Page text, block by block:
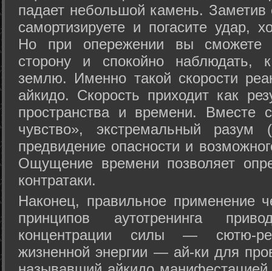
падает небольшой камень.
самортизируете и погасите удар,
Но при опережении вы сможете
сторону и спокойно наблюдать,
землю. Именно такой скорости
айкидо. Скорость приходит как
пространства и времени. Вместе
чувство», экстремальный разум
предвидение опасности и
Ощущение времени позволяет
контратаки.
Наконец, правильное применение
принципов аутотренинга
концентрации силы — сютю-
жизненной энергии — ай-ки для